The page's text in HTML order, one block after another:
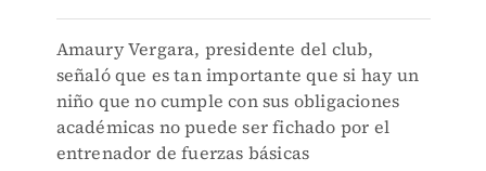
Amaury Vergara, presidente del club,
señaló que es tan importante que si hay un
niño que no cumple con sus obligaciones
académicas no puede ser fichado por el
entrenador de fuerzas básicas